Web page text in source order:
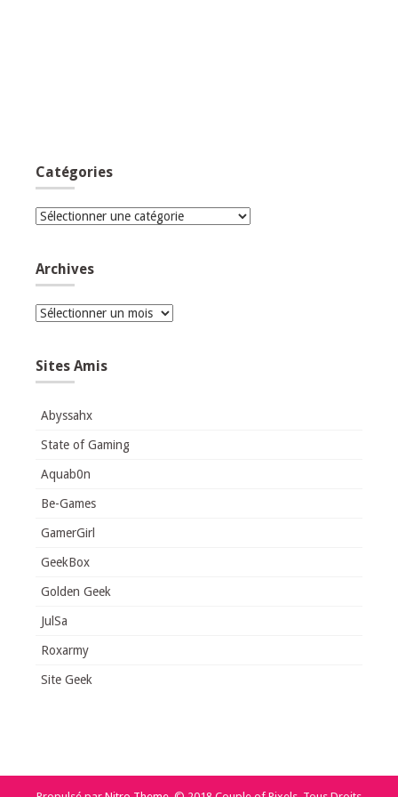
Catégories
Catégories
Archives
Archives
Sites Amis
Abyssahx
State of Gaming
Aquab0n
Be-Games
GamerGirl
GeekBox
Golden Geek
JulSa
Roxarmy
Site Geek